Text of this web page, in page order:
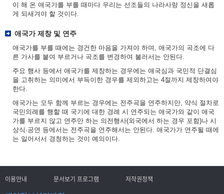
이 해 온 애국가를 부를 때마다 우리는 선조들의 나라사랑 정신을 새롭
게 되새겨야 할 것이다.
애국가 제창 및 연주
애국가를 부를 때에는 경건한 마음을 가져야 하며, 애국가의 곡조에 다
른 가사를 붙여 부르거나 곡조를 변경하여 불러서는 안된다.
주요 행사 등에서 애국가를 제창하는 경우에는 애국심과 국민적 단결심
을 고취하는 의미에서 부득이한 경우를 제외하고는 4절까지 제창하여야
한다.
애국가는 모두 함께 부르는 경우에는 전주곡을 연주하지만, 약식 절차로
국민의례를 행할 때 국기에 대한 경례 시 연주되는 애국가와 같이 애국
가를 부르지 않고 연주만 하는 의전행사(외국에서 하는 경우 포함)나 시
상식·공연 등에서는 전주곡을 연주해서는 안된다. 애국가가 연주될 때에
는 일어서서 경청하는 것이 예의이다.
이용안내 문서보기 프로그램 저작권정책